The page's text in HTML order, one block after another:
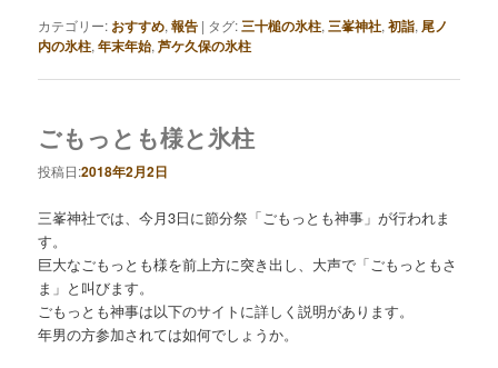
カテゴリー: おすすめ,報告 | タグ:三十槌の氷柱, 三峯神社,初詣, 尾ノ
内の氷柱,年末年始,芦ケ久保の氷柱
ごもっとも様と氷柱
投稿日:2018年2月2日
三峯神社では、今月3日に節分祭「ごもっとも神事」が行われま
す。
巨大なごもっとも様を前上方に突き出し、大声で「ごもっともさ
ま」と叫びます。
ごもっとも神事は以下のサイトに詳しく説明があります。
年男の方参加されては如何でしょうか。